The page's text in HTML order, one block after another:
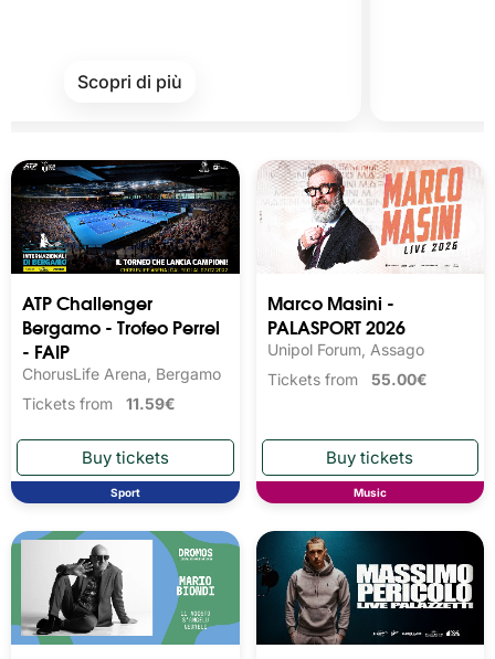
ATP Challenger
Bergamo - Trofeo Perrel
- FAIP
ChorusLife Arena, Bergamo
Tickets from 11.59€
Sport
Marco Masini -
PALASPORT 2026
Unipol Forum, Assago
Tickets from 55.00€
Music
Scopri di più